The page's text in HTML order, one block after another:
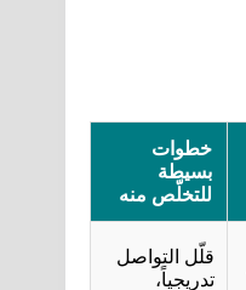
خطوات
بسيطة
للتخلّص منه
قلّل التواصل
تدريجياً،